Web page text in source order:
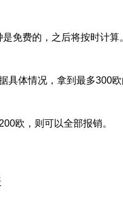
是免费的，之后将按时计
具体情况，拿到最多300欧
200欧，则可以全部报销。